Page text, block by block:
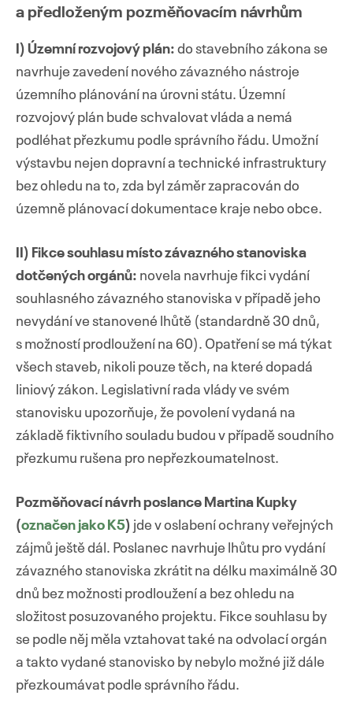
a předloženým pozměňovacím návrhům
I) Územní rozvojový plán: do stavebního zákona se
navrhuje zavedení nového závazného nástroje
územního plánování na úrovni státu. Územní
rozvojový plán bude schvalovat vláda a nemá
podléhat přezkumu podle správního řádu. Umožní
výstavbu nejen dopravní a technické infrastruktury
bez ohledu na to, zda byl záměr zapracován do
územně plánovací dokumentace kraje nebo obce.
II) Fikce souhlasu místo závazného stanoviska
dotčených orgánů: novela navrhuje fikci vydání
souhlasného závazného stanoviska v případě jeho
nevydání ve stanovené lhůtě (standardně 30 dnů,
s možností prodloužení na 60). Opatření se má týkat
všech staveb, nikoli pouze těch, na které dopadá
liniový zákon. Legislativní rada vlády ve svém
stanovisku upozorňuje, že povolení vydaná na
základě fiktivního souladu budou v případě soudního
přezkumu rušena pro nepřezkoumatelnost.
Pozměňovací návrh poslance Martina Kupky
(označen jako K5) jde v oslabení ochrany veřejných
zájmů ještě dál. Poslanec navrhuje lhůtu pro vydání
závazného stanoviska zkrátit na délku maximálně 30
dnů bez možnosti prodloužení a bez ohledu na
složitost posuzovaného projektu. Fikce souhlasu by
se podle něj měla vztahovat také na odvolací orgán
a takto vydané stanovisko by nebylo možné již dále
přezkoumávat podle správního řádu.